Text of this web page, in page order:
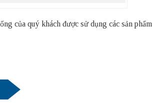
của quý khách được sử dụng các sản phẩm